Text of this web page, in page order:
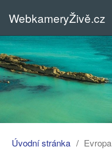
WebkameryŽivě.cz
Úvodní stránka Evropa